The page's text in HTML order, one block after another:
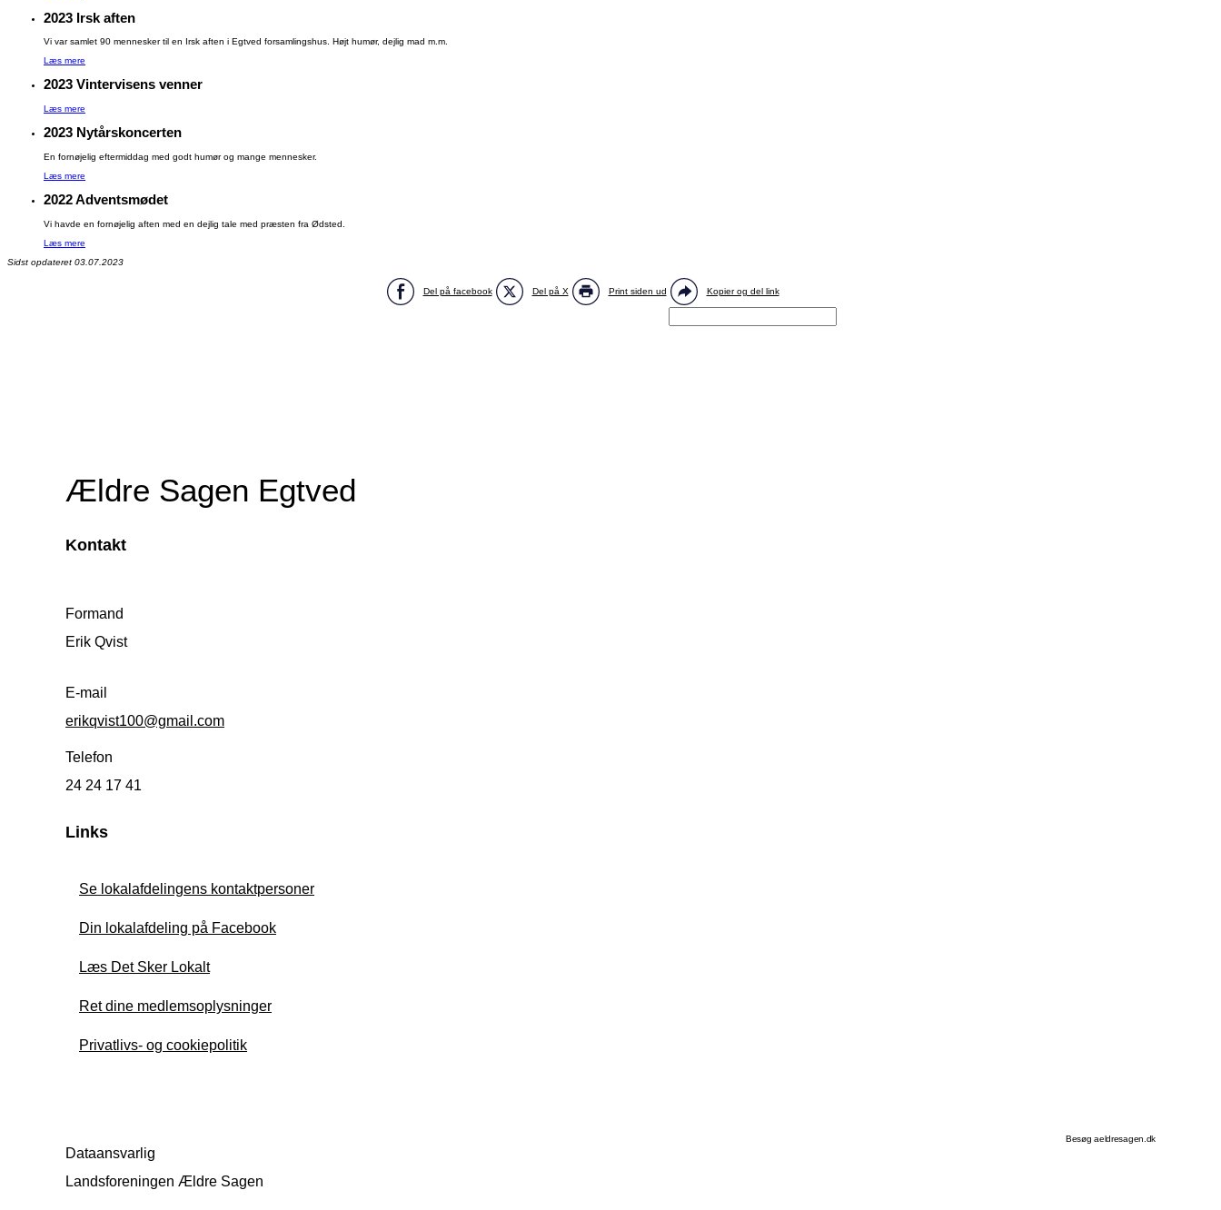
2023 Irsk aften
Vi var samlet 90 mennesker til en Irsk aften i Egtved forsamlingshus. Højt humør, dejlig mad m.m.
Læs mere
2023 Vintervisens venner
Læs mere
2023 Nytårskoncerten
En fornøjelig eftermiddag med godt humør og mange mennesker.
Læs mere
2022 Adventsmødet
Vi havde en fornøjelig aften med en dejlig tale med præsten fra Ødsted.
Læs mere
Sidst opdateret 03.07.2023
Del på facebook Del på X Print siden ud Kopier og del link
Ældre Sagen Egtved
Kontakt
Formand
Erik Qvist
E-mail
erikqvist100@gmail.com
Telefon
24 24 17 41
Links
Se lokalafdelingens kontaktpersoner
Din lokalafdeling på Facebook
Læs Det Sker Lokalt
Ret dine medlemsoplysninger
Privatlivs- og cookiepolitik
Dataansvarlig
Landsforeningen Ældre Sagen
Besøg aeldresagen.dk